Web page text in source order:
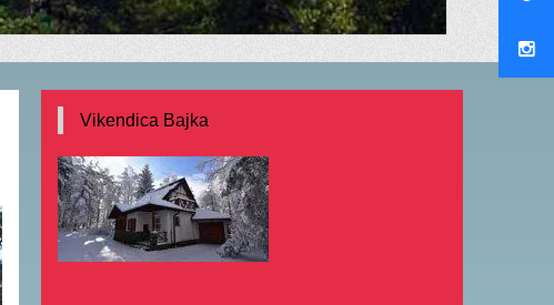
Vikendica Bajka